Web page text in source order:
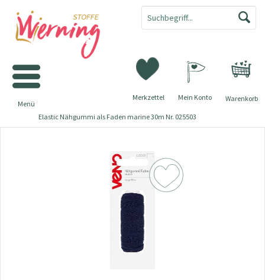
Warenkorb
Merkzettel Mein Konto
Menü
Elastic Nähgummi als Faden marine 30m Nr. 025503